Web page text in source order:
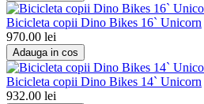
Bicicleta copii Dino Bikes 16` Unicorn
970.00 lei
Adauga in cos
Bicicleta copii Dino Bikes 14` Unicorn
932.00 lei